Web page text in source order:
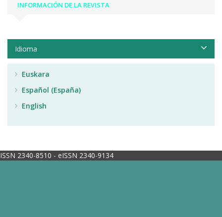
INFORMACIÓN DE LA REVISTA
Idioma
Euskara
Español (España)
English
ISSN 2340-8510 - eISSN 2340-9134